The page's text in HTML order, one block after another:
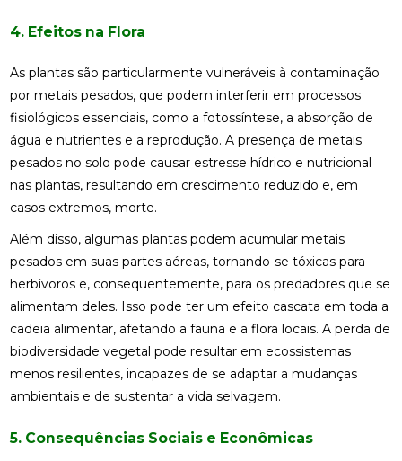
4. Efeitos na Flora
As plantas são particularmente vulneráveis à contaminação
por metais pesados, que podem interferir em processos
fisiológicos essenciais, como a fotossíntese, a absorção de
água e nutrientes e a reprodução. A presença de metais
pesados no solo pode causar estresse hídrico e nutricional
nas plantas, resultando em crescimento reduzido e, em
casos extremos, morte.
Além disso, algumas plantas podem acumular metais
pesados em suas partes aéreas, tornando-se tóxicas para
herbívoros e, consequentemente, para os predadores que se
alimentam deles. Isso pode ter um efeito cascata em toda a
cadeia alimentar, afetando a fauna e a flora locais. A perda de
biodiversidade vegetal pode resultar em ecossistemas
menos resilientes, incapazes de se adaptar a mudanças
ambientais e de sustentar a vida selvagem.
5. Consequências Sociais e Econômicas